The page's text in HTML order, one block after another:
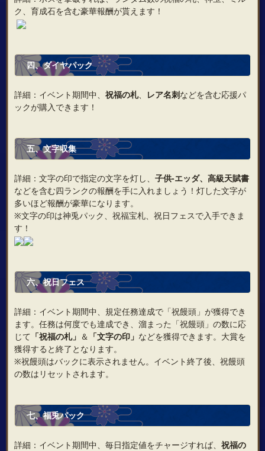
ク、育成石を含む豪華報酬が貰えます！
四、ダイヤパック
詳細：イベント期間中、 祝福の札、 レア名刺などを含む応援パ
ックが購入できます！
五、文字収集
詳細：文字の印で指定の文字を灯し、 子供‐エッダ、高級天賦書
などを含む四ランクの報酬を手に入れましょう！灯した文字が
多いほど報酬が豪華になります。
※文字の印は神兎パック、祝福宝札、祝日フェスで入手できま
す！
六、祝日フェス
詳細：イベント期間中、規定任務達成で「祝饅頭」が獲得でき
ます。任務は何度でも達成でき、溜まった「祝饅頭」の数に応
じて 「祝福の札」 ＆ 「文字の印」 などを獲得できます。大賞を
獲得すると終了となります。
※祝饅頭はバックに表示されません。イベント終了後、祝饅頭
の数はリセットされます。
七、福兎パック
詳細：イベント期間中、毎日指定値をチャージすれば、 祝福の